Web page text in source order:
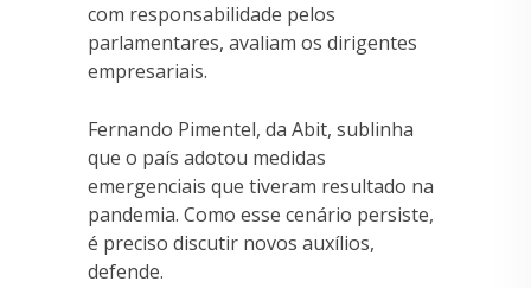
com responsabilidade pelos
parlamentares, avaliam os dirigentes
empresariais.
Fernando Pimentel, da Abit, sublinha
que o país adotou medidas
emergenciais que tiveram resultado na
pandemia. Como esse cenário persiste,
é preciso discutir novos auxílios,
defende.